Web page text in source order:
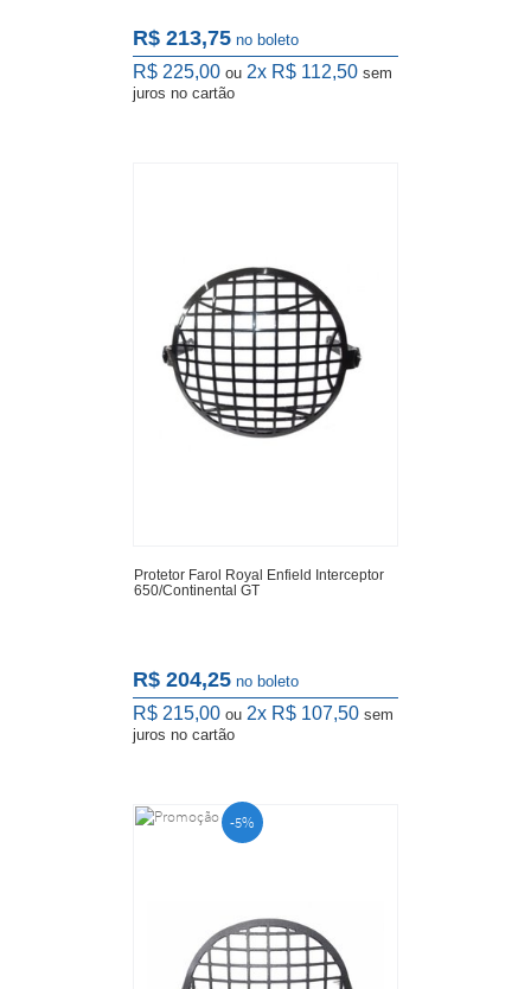
R$ 213,75 no boleto
R$ 225,00 ou 2x R$ 112,50 sem
juros no cartão
Protetor Farol Royal Enfield Interceptor
650/Continental GT
R$ 204,25 no boleto
R$ 215,00 ou 2x R$ 107,50 sem
juros no cartão
-5%